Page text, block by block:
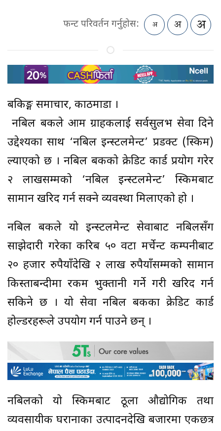
फन्ट परिवर्तन गर्नुहोस:
बैंकिङ्ग समाचार, काठमाडौं ।
नबिल बैंकले आम ग्राहकलाई सर्वसुलभ सेवा दिने
उद्देश्यका साथ ‘नबिल इन्स्टलमेन्ट’ प्रडक्ट (स्किम)
ल्याएको छ । नबिल बैंकको क्रेडिट कार्ड प्रयोग गरेर
२ लाखसम्मको ‘नबिल इन्स्टलमेन्ट’ स्किमबाट
सामान खरिद गर्न सक्ने व्यवस्था मिलाएको हो ।
नबिल बैंकले यो इन्स्टलमेन्ट सेवाबाट नबिलसँग
साझेदारी गरेका करिब ५० वटा मर्चेन्ट कम्पनीबाट
२० हजार रुपैयाँदेखि २ लाख रुपैयाँसम्मको सामान
किस्ताबन्दीमा रकम भुक्तानी गर्ने गरी खरिद गर्न
सकिने छ । यो सेवा नबिल बैंकका क्रेडिट कार्ड
होल्डरहरूले उपयोग गर्न पाउने छन् ।
नबिलको यो स्किमबाट ठूला औद्योगिक तथा
व्यवसायीक घरानाका उत्पादनदेखि बजारमा एकछत्र